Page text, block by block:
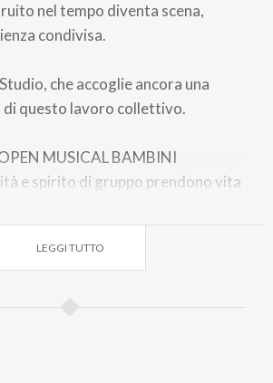
nel tempo diventa scena,
condivisa.
che accoglie ancora una
questo lavoro collettivo.
MUSICAL BAMBINI
e spirito di gruppo prendono vita
giovani allievi (dai 6 anni in su)
Lo spettacolo finale dei Corsi
LEGGI TUTTO